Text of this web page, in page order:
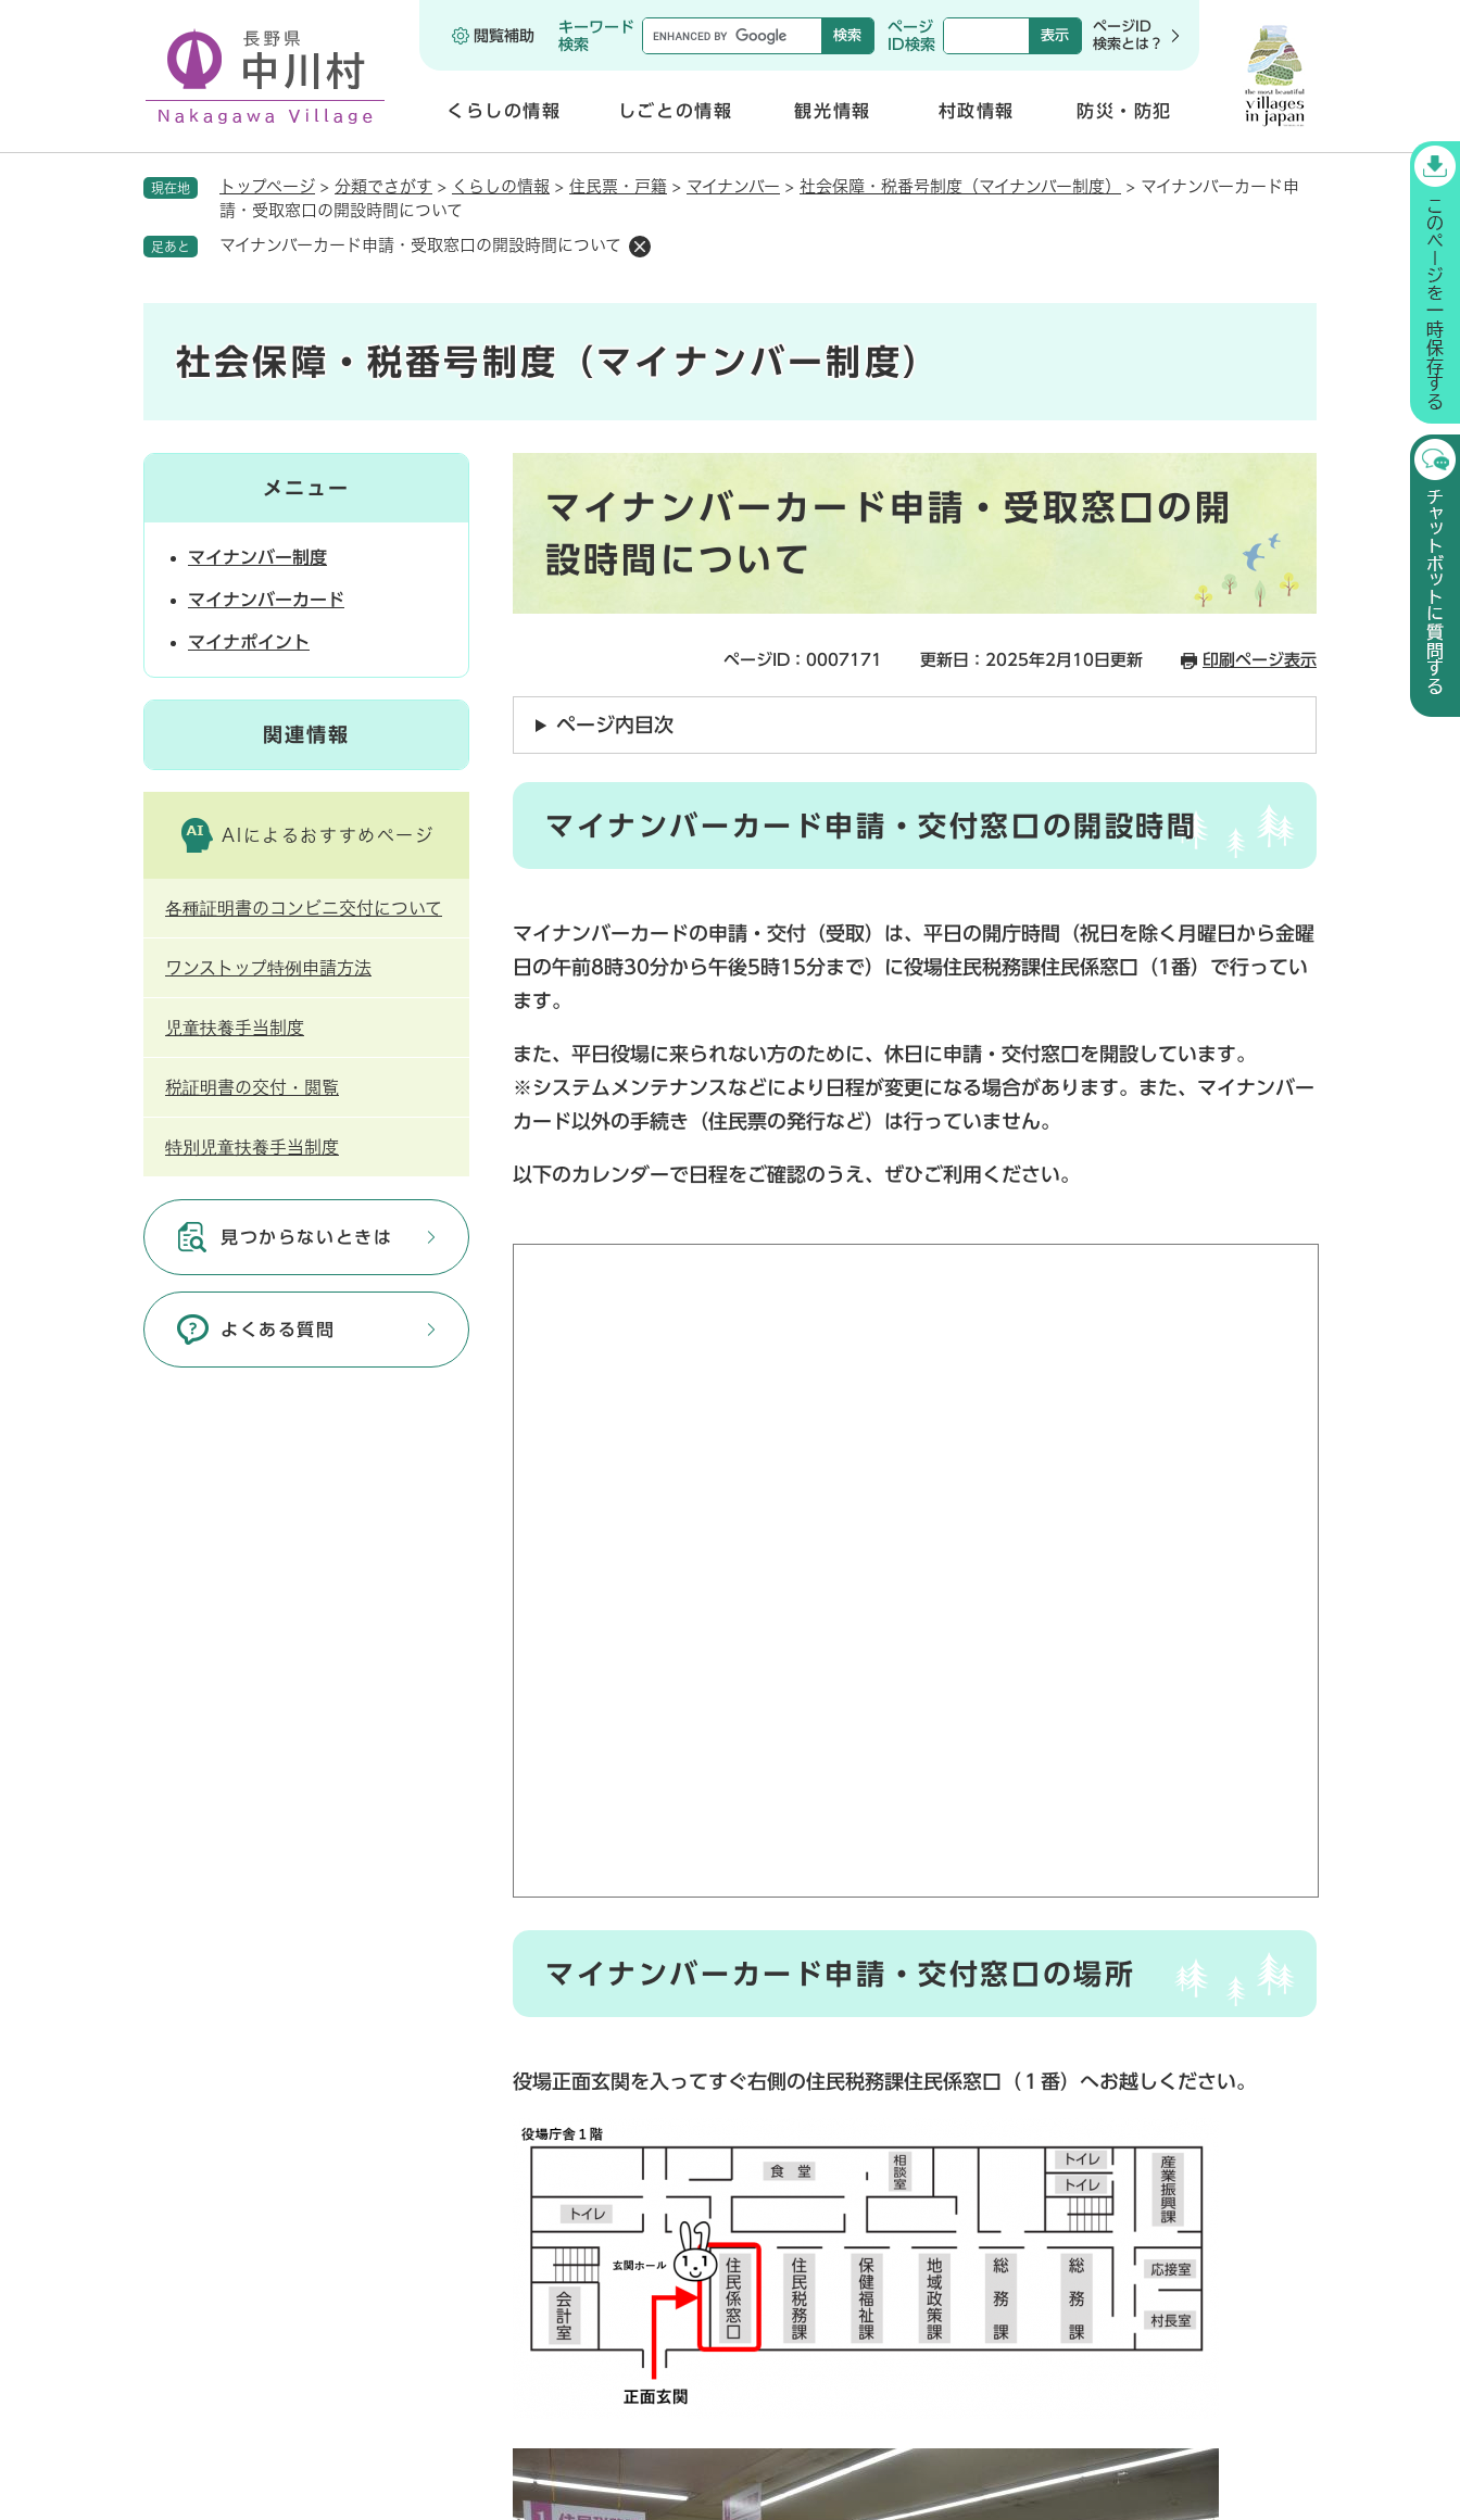
メニューを飛ばして本文へ
閲覧補助
キーワード
検索
ページ
ID検索
ページID
検索とは？
くらしの情報
く
しごとの情報
く
観光情報 村政情報
く
防災・防犯
く
現在地 トップページ > 分類でさがす > くらしの情報 > 住民票・戸籍 > マイナンバー > 社会保障・税番号制度（マイナンバー制度） > マイナンバーカード申
請・受取窓口の開設時間について
足あと マイナンバーカード申請・受取窓口の開設時間について
社会保障・税番号制度（マイナンバー制度）
マイナンバーカード申請・受取窓口の開
設時間について
ページID：0007171 更新日：2025年2月10日更新 印刷ページ表示
ページ内目次
マイナンバーカード申請・交付窓口の開設時間
マイナンバーカードの申請・交付（受取）は、平日の開庁時間（祝日を除く月曜日から金曜
日の午前8時30分から午後5時15分まで）に役場住民税務課住民係窓口（1番）で行ってい
ます。
また、平日役場に来られない方のために、休日に申請・交付窓口を開設しています。
​※システムメンテナンスなどにより日程が変更になる場合があります。また、マイナンバー
カード以外の手続き（住民票の発行など）は行っていません。
以下のカレンダーで日程をご確認のうえ、ぜひご利用ください。
マイナンバーカード申請・交付窓口の場所
役場正面玄関を入ってすぐ右側の住民税務課住民係窓口（１番）へお越しください。
メニュー
マイナンバー制度
マイナンバーカード
マイナポイント
関連情報
AIによるおすすめページ
各種証明書のコンビニ交付について
ワンストップ特例申請方法
児童扶養手当制度
税証明書の交付・閲覧
特別児童扶養手当制度
見つからないときは
よくある質問